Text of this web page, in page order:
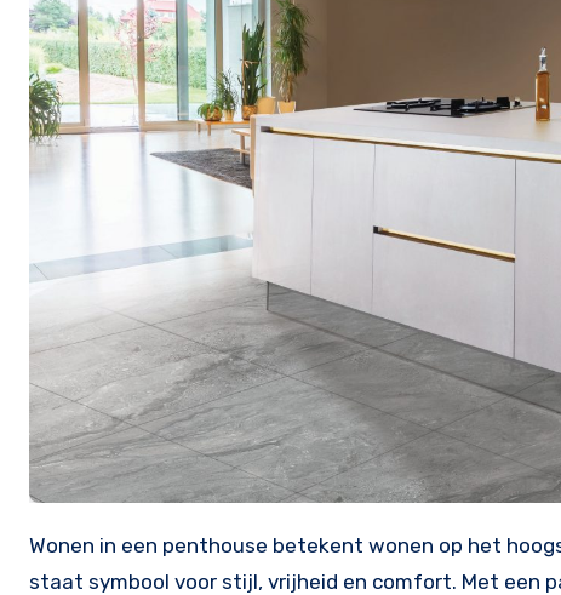
Wonen in een penthouse betekent wonen op het hoogste niveau – letterlijk en figuurlijk. Deze exclusieve woonvorm
staat symbool voor stijl, vrijheid en comfort. Met een